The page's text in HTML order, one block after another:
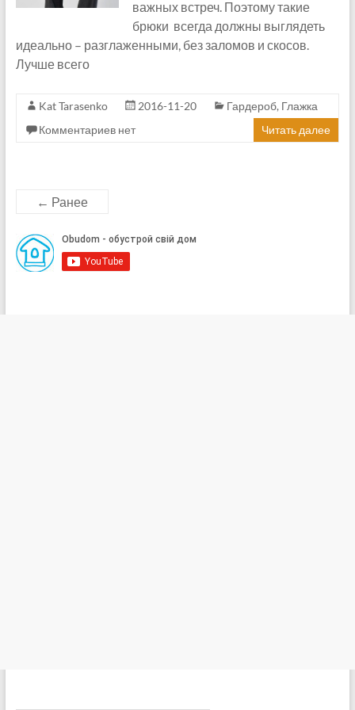
важных встреч. Поэтому такие
брюки всегда должны выглядеть
идеально – разглаженными, без заломов и скосов.
Лучше всего
Kat Tarasenko 2016-11-20 Гардероб, Глажка
Комментариев нет
Читать далее
← Ранее